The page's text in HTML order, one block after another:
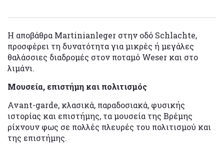
Η αποβάθρα Martinianleger στην οδό Schlachte,
προσφέρει τη δυνατότητα για μικρές ή μεγάλες
θαλάσσιες διαδρομές στον ποταμό Weser και στο
λιμάνι.
Μουσεία, επιστήμη και πολιτισμός
Avant-garde, κλασικά, παραδοσιακά, φυσικής
ιστορίας και επιστήμης, τα μουσεία της Βρέμης
ρίχνουν φως σε πολλές πλευρές του πολιτισμού και
της επιστήμης.